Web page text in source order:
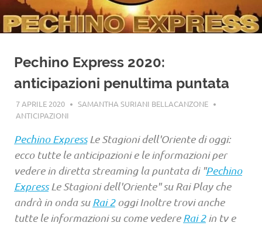
Pechino Express 2020:
anticipazioni penultima puntata
7 APRILE 2020
SAMANTHA SURIANI BELLACANZONE
ANTICIPAZIONI
Pechino ExpressLe Stagioni dell'Oriente di oggi:
ecco tutte le anticipazioni e le informazioni per
vedere in diretta streaming la puntata di "Pechino
ExpressLe Stagioni dell'Oriente" su Rai Play che
andrà in onda suRai 2oggi Inoltre trovi anche
tutte le informazioni su come vedereRai 2in tv e